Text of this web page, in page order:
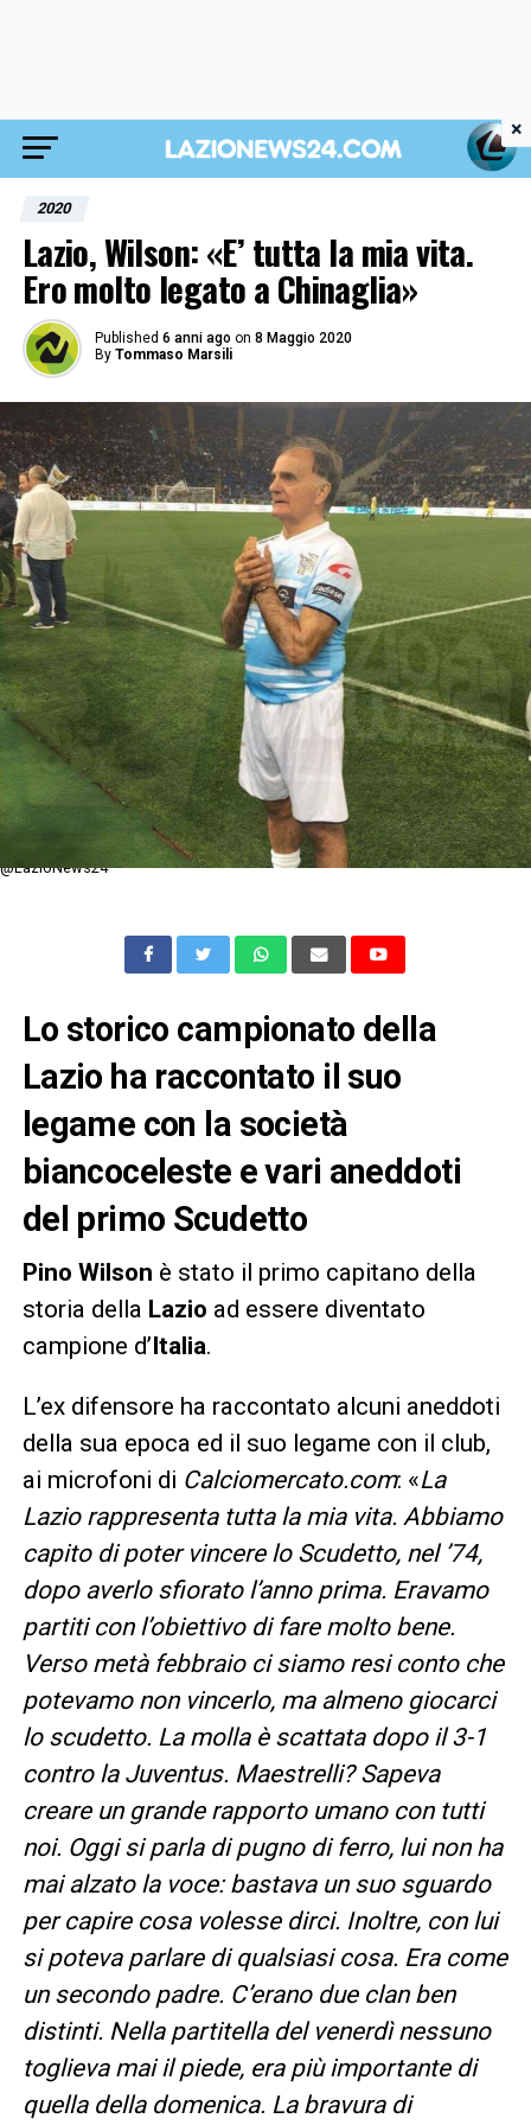
2020
Lazio, Wilson: «E’ tutta la mia vita.
Ero molto legato a Chinaglia»
Published 6 anni ago on 8 Maggio 2020
By Tommaso Marsili
@LazioNews24
Lo storico campionato della
Lazio ha raccontato il suo
legame con la società
biancoceleste e vari aneddoti
del primo Scudetto
Pino Wilson è stato il primo capitano della
storia della Lazio ad essere diventato
campione d’Italia.
L’ex difensore ha raccontato alcuni aneddoti
della sua epoca ed il suo legame con il club,
ai microfoni di Calciomercato.com: «La
Lazio rappresenta tutta la mia vita. Abbiamo
capito di poter vincere lo Scudetto, nel ’74,
dopo averlo sfiorato l’anno prima. Eravamo
partiti con l’obiettivo di fare molto bene.
Verso metà febbraio ci siamo resi conto che
potevamo non vincerlo, ma almeno giocarci
lo scudetto. La molla è scattata dopo il 3-1
contro la Juventus. Maestrelli? Sapeva
creare un grande rapporto umano con tutti
noi. Oggi si parla di pugno di ferro, lui non ha
mai alzato la voce: bastava un suo sguardo
per capire cosa volesse dirci. Inoltre, con lui
si poteva parlare di qualsiasi cosa. Era come
un secondo padre. C’erano due clan ben
distinti. Nella partitella del venerdì nessuno
toglieva mai il piede, era più importante di
quella della domenica. La bravura di
×